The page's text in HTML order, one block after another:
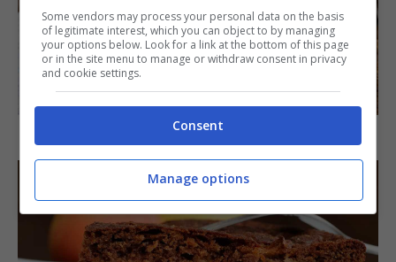
Arista di maiale al latte
Some vendors may process your personal data on the basis
of legitimate interest, which you can object to by managing
your options below. Look for a link at the bottom of this page
or in the site menu to manage or withdraw consent in privacy
and cookie settings.
Consent
Manage options